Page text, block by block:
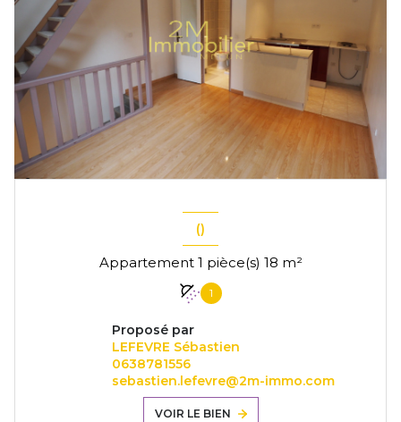
()
Appartement 1 pièce(s) 18 m²
1
Proposé par
LEFEVRE Sébastien
0638781556
sebastien.lefevre@2m-immo.com
VOIR LE BIEN